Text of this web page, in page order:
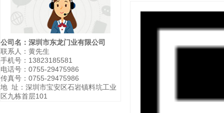
公司名：深圳市东龙门业有限公司
联系人：黄先生
手机号：13823185581
电话号：0755-29475986
传真号：0755-29475986
地 址：深圳市宝安区石岩镇料坑工业
区九栋首层101